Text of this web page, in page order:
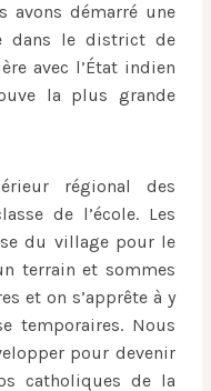
avons démarré une
dans le district de
avec l’État indien
la plus grande
régional des
de l’école. Les
du village pour le
terrain et sommes
et on s’apprête à y
temporaires. Nous
pour devenir
catholiques de la